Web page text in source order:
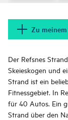
Zu
Der Refsnes
Skeieskogen und
Strand ist ein
Fitnessgebiet. In
für 40 Autos. Ein
Strand über den